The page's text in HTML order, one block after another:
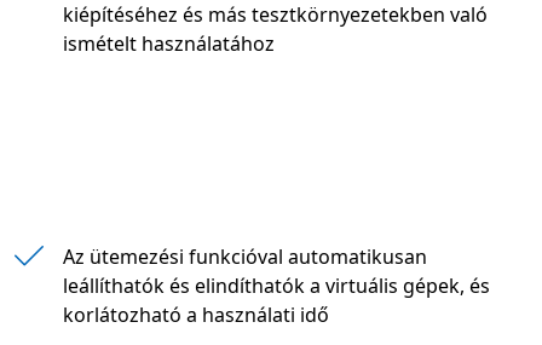
kiépítéséhez és más tesztkörnyezetekben való
ismételt használatához
" "
Az ütemezési funkcióval automatikusan
leállíthatók és elindíthatók a virtuális gépek, és
korlátozható a használati idő